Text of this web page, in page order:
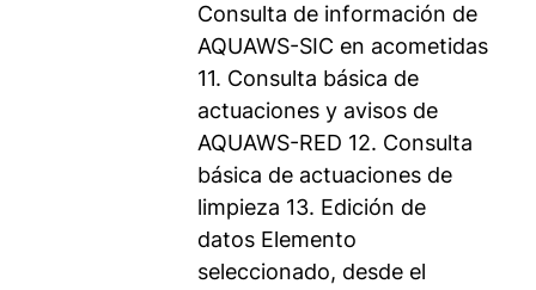
Consulta de información de
AQUAWS-SIC en acometidas
11. Consulta básica de
actuaciones y avisos de
AQUAWS-RED 12. Consulta
básica de actuaciones de
limpieza 13. Edición de
datos Elemento
seleccionado, desde el